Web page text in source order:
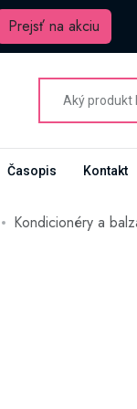
Prejsť na akciu
Časopis Kontakt
Kondicionéry a